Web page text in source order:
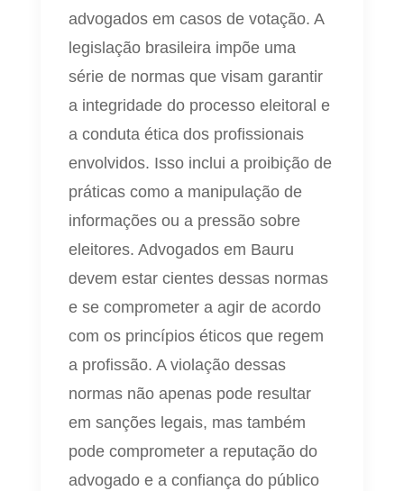
advogados em casos de votação. A
legislação brasileira impõe uma
série de normas que visam garantir
a integridade do processo eleitoral e
a conduta ética dos profissionais
envolvidos. Isso inclui a proibição de
práticas como a manipulação de
informações ou a pressão sobre
eleitores. Advogados em Bauru
devem estar cientes dessas normas
e se comprometer a agir de acordo
com os princípios éticos que regem
a profissão. A violação dessas
normas não apenas pode resultar
em sanções legais, mas também
pode comprometer a reputação do
advogado e a confiança do público